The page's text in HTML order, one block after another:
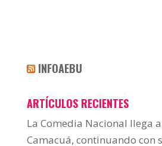
INFOAEBU
ARTÍCULOS RECIENTES
La Comedia Nacional llega
Camacuá, continuando con